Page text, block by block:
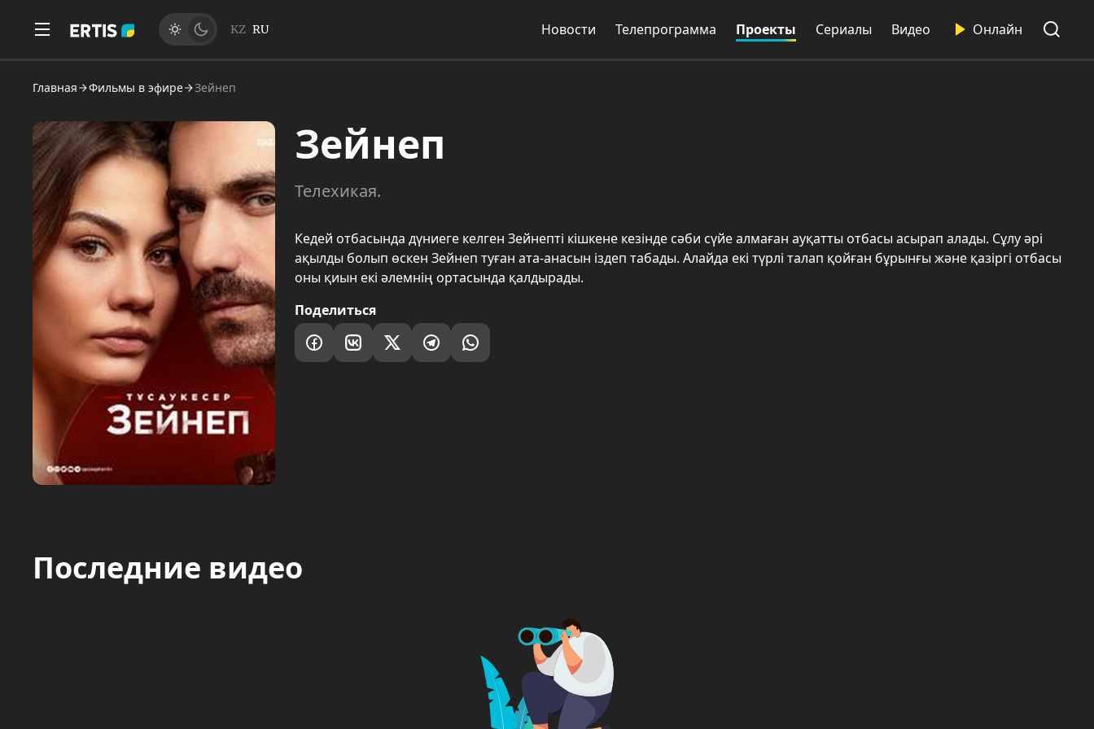
KZ RU Новости Телепрограмма Проекты Сериалы Видео Онлайн
Главная Фильмы в эфире Зейнеп
Зейнеп
Телехикая.
Кедей отбасында дүниеге келген Зейнепті кішкене кезінде сәби сүйе алмаған ауқатты отбасы асырап алады. Сұлу әрі
ақылды болып өскен Зейнеп туған ата-анасын іздеп табады. Алайда екі түрлі талап қойған бұрынғы және қазіргі отбасы
оны қиын екі әлемнің ортасында қалдырады.
Поделиться
Последние видео